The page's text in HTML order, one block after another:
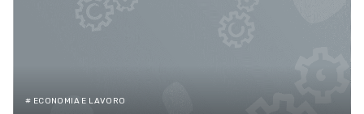
# ECONOMIA E LAVORO